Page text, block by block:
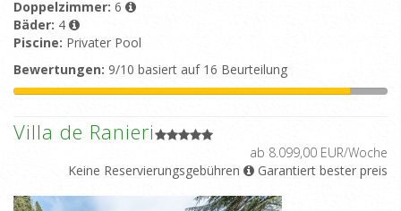
Doppelzimmer: 6
Bäder: 4
Piscine: Privater Pool
Bewertungen: 9/10 basiert auf 16 Beurteilung
Villa de Ranieri
ab 8.099,00 EUR/Woche
Keine Reservierungsgebühren
Garantiert bester preis